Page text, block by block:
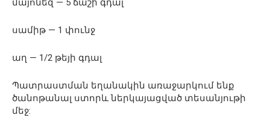
մայոնեզ — 5 ճաշի գդալ
սամիթ — 1 փունջ
աղ — 1/2 թեյի գդալ
Պատրաստման եղանակին առաջարկում ենք
ծանոթանալ ստորև ներկայացված տեսանյութի
մեջ: